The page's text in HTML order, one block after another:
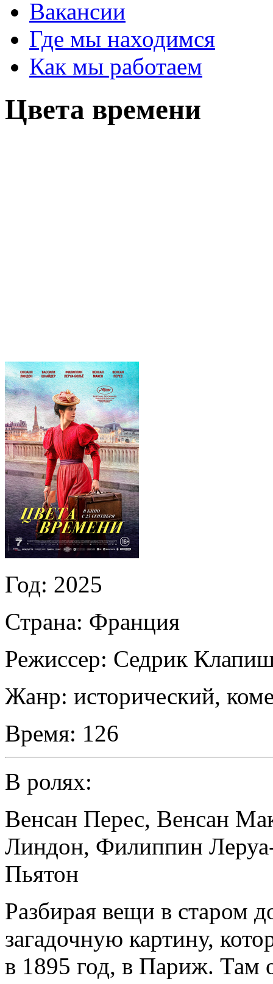
Вакансии
Где мы находимся
Как мы работаем
Цвета времени
Год: 2025
Страна: Франция
Режиссер: Седрик
Жанр: исторический,
Время: 126
В ролях:
Венсан Перес, Венсан
Линдон, Филиппин
Пьятон
Разбирая вещи в старом
загадочную картину,
в 1895 год, в Париж. Там